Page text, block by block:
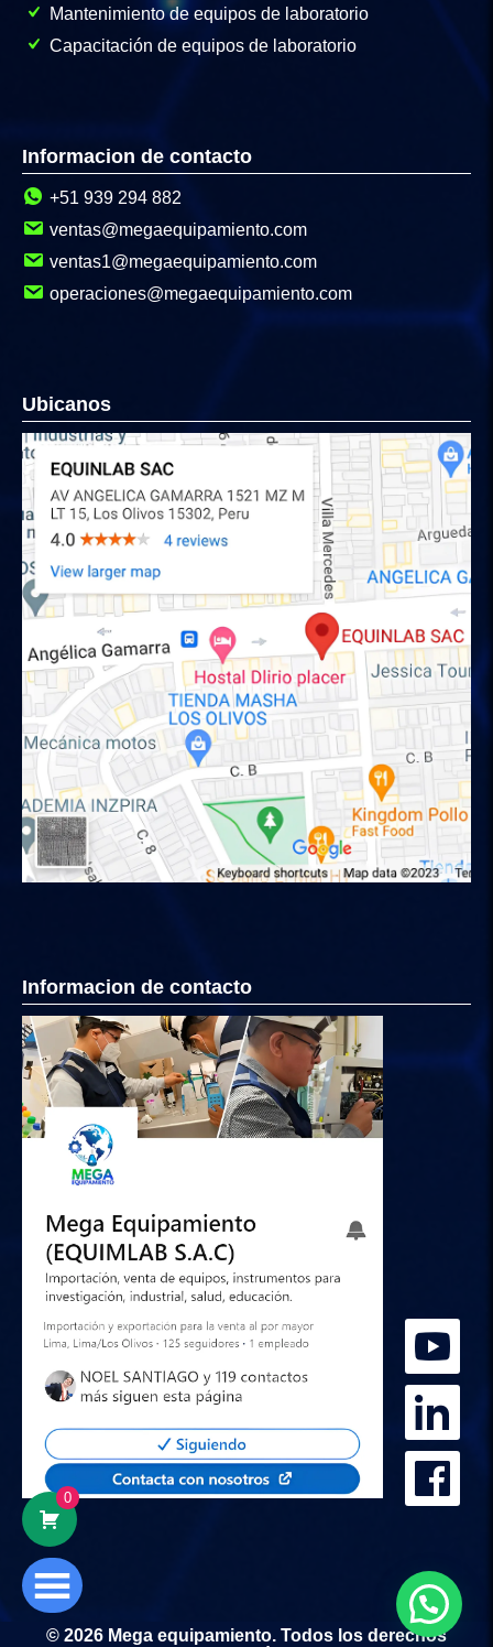
0
Mantenimiento de equipos de laboratorio
Capacitación de equipos de laboratorio
Informacion de contacto
+51 939 294 882
ventas@megaequipamiento.com
ventas1@megaequipamiento.com
operaciones@megaequipamiento.com
Ubicanos
Informacion de contacto
© 2026 Mega equipamiento. Todos los derechos